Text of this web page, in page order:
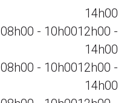
14h00
08h00 - 10h0012h00 -
14h00
08h00 - 10h0012h00 -
14h00